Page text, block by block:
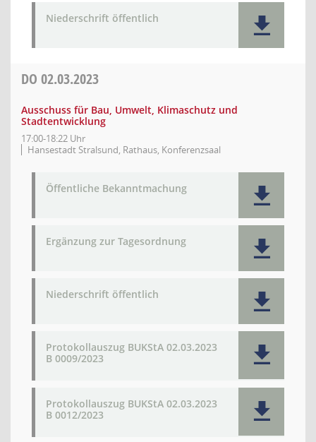
Niederschrift öffentlich
DO 02.03.2023
Ausschuss für Bau, Umwelt, Klimaschutz und
Stadtentwicklung
17:00-18:22 Uhr
Hansestadt Stralsund, Rathaus, Konferenzsaal
Öffentliche Bekanntmachung
Ergänzung zur Tagesordnung
Niederschrift öffentlich
Protokollauszug BUKStA 02.03.2023
B 0009/2023
Protokollauszug BUKStA 02.03.2023
B 0012/2023